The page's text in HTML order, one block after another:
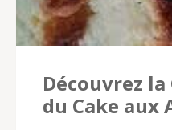
Découvrez
du Cake aux